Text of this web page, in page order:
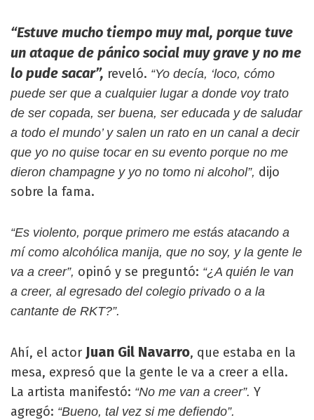
“Estuve mucho tiempo muy mal, porque tuve
un ataque de pánico social muy grave y no me
lo pude sacar”, reveló. “Yo decía, ‘loco, cómo
puede ser que a cualquier lugar a donde voy trato
de ser copada, ser buena, ser educada y de saludar
a todo el mundo’ y salen un rato en un canal a decir
que yo no quise tocar en su evento porque no me
dieron champagne y yo no tomo ni alcohol”, dijo
sobre la fama.
“Es violento, porque primero me estás atacando a
mí como alcohólica manija, que no soy, y la gente le
va a creer”, opinó y se preguntó: “¿A quién le van
a creer, al egresado del colegio privado o a la
cantante de RKT?”.
Ahí, el actor Juan Gil Navarro, que estaba en la
mesa, expresó que la gente le va a creer a ella.
La artista manifestó: “No me van a creer”. Y
agregó: “Bueno, tal vez si me defiendo”.